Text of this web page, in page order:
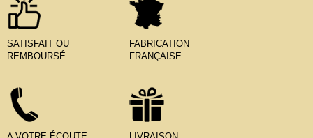
SATISFAIT OU
REMBOURSÉ
FABRICATION
FRANÇAISE